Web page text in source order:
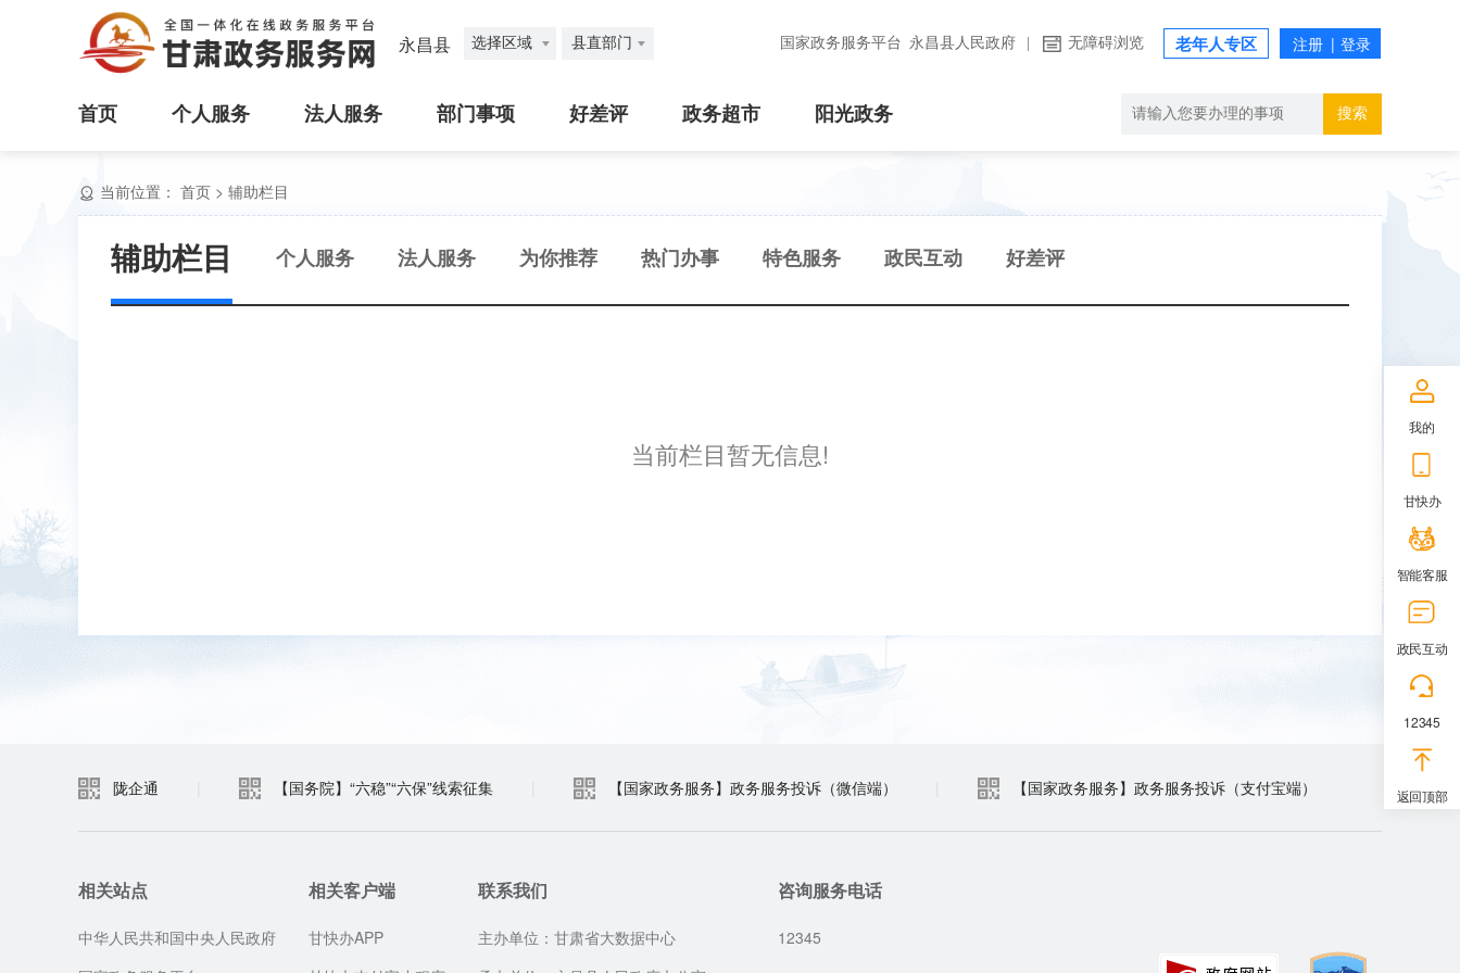
永昌县 选择区域 县直部门 国家政务服务平台 永昌县人民政府 无障碍浏览 老年人专区
首页 个人服务 法人服务 部门事项 好差评 政务超市 阳光政务 搜索
当前位置： 首页 > 辅助栏目
辅助栏目 个人服务 法人服务 为你推荐 热门办事 特色服务 政民互动 好差评
当前栏目暂无信息!
陇企通 【国务院】“六稳”“六保”线索征集 【国家政务服务】政务服务投诉（微信端） 【国家政务服务】政务服务投诉（支付宝端）
相关站点
中华人民共和国中央人民政府
相关客户端
甘快办APP
联系我们
主办单位：甘肃省大数据中心
咨询服务电话
12345
我的
甘快办
智能客服
政民互动
12345
返回顶部